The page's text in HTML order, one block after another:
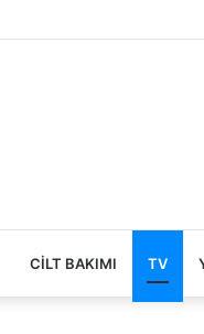
CILT BAKIMI TV